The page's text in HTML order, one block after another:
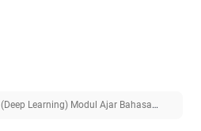
(Deep Learning) Modul Ajar Bahasa